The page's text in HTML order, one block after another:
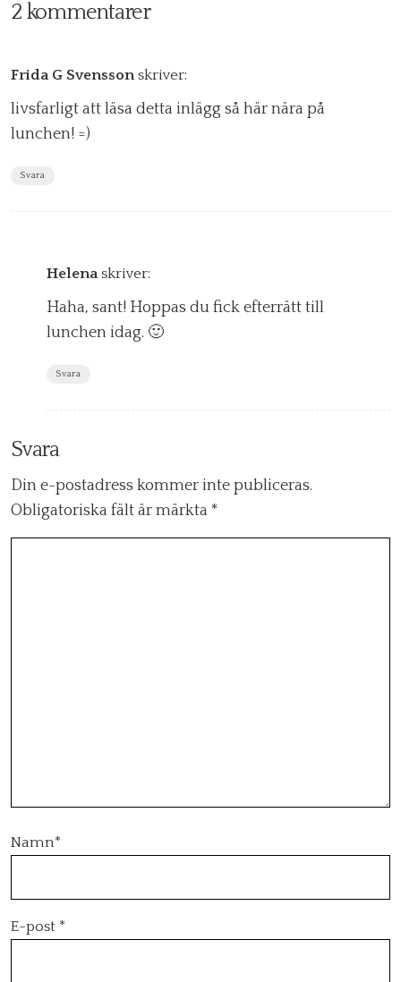
2 kommentarer
Frida G Svensson skriver:
livsfarligt att läsa detta inlägg så här nära på
lunchen! =)
Svara
Helena skriver:
Haha, sant! Hoppas du fick efterrätt till
lunchen idag. 🙂
Svara
Svara
Din e-postadress kommer inte publiceras.
Obligatoriska fält är märkta *
Namn*
E-post *